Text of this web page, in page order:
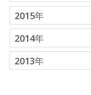
2015年
2014年
2013年